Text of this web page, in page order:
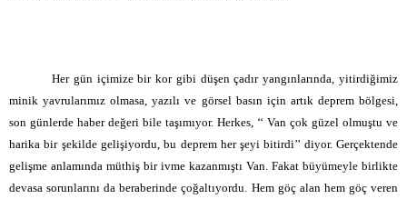
Her gün içimize bir kor gibi düşen çadır yangınlarında, yitirdiğimiz
minik yavrularımız olmasa, yazılı ve görsel basın için artık deprem bölgesi,
son günlerde haber değeri bile taşımıyor. Herkes, ‘‘ Van çok güzel olmuştu ve
harika bir şekilde gelişiyordu, bu deprem her şeyi bitirdi’’ diyor. Gerçektende
gelişme anlamında müthiş bir ivme kazanmıştı Van. Fakat büyümeyle birlikte
devasa sorunlarını da beraberinde çoğaltıyordu. Hem göç alan hem göç veren